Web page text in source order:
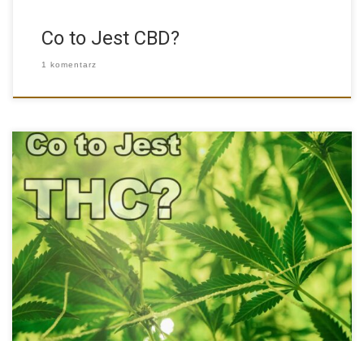
Co to Jest CBD?
1 komentarz
Marihuana to temat niezwykle kontrowersyjny. Jedni domagają
się jej całkowitej […]